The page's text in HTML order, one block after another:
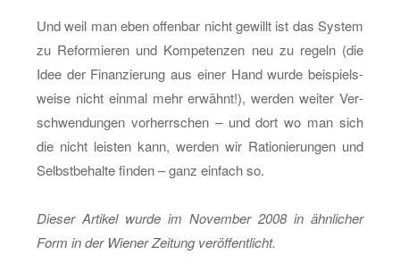
Und weil man eben of­fen­bar nicht ge­willt ist das Sys­tem
zu Re­for­mie­ren und Kom­pe­ten­zen neu zu re­geln (die
Idee der Fi­nan­zie­rung aus einer Hand wurde bei­spiels­
wei­se nicht ein­mal mehr er­wähnt!), wer­den wei­ter Ver­
schwen­dun­gen vor­herr­schen – und dort wo man sich
die nicht leis­ten kann, wer­den wir Ra­tio­nie­run­gen und
Selbst­be­hal­te fin­den – ganz ein­fach so.
Die­ser Ar­ti­kel wurde im No­vem­ber 2008 in ähn­li­cher
Form in der Wie­ner Zei­tung ver­öf­fent­licht.